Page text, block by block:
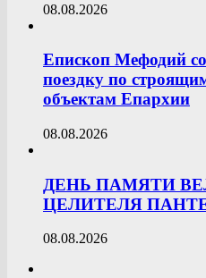
08.08.2026
Епископ Мефодий
поездку по
объектам Епархии
08.08.2026
ДЕНЬ ПАМЯТИ
ЦЕЛИТЕЛЯ
08.08.2026